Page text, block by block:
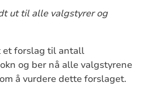
ut til alle valgstyrer og
et forslag til antall
og ber nå alle valgstyrene
å vurdere dette forslaget.